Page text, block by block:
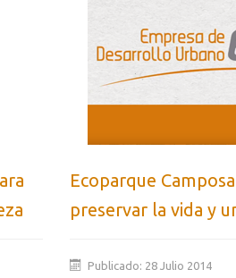
Ecoparque
preservar la vida y
Publicado: 28 Julio 2014